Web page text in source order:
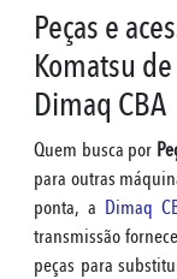
Peças e
Komatsu
Dimaq CBA
Quem busca por
para outras
ponta, a Dimaq
transmissão
peças para